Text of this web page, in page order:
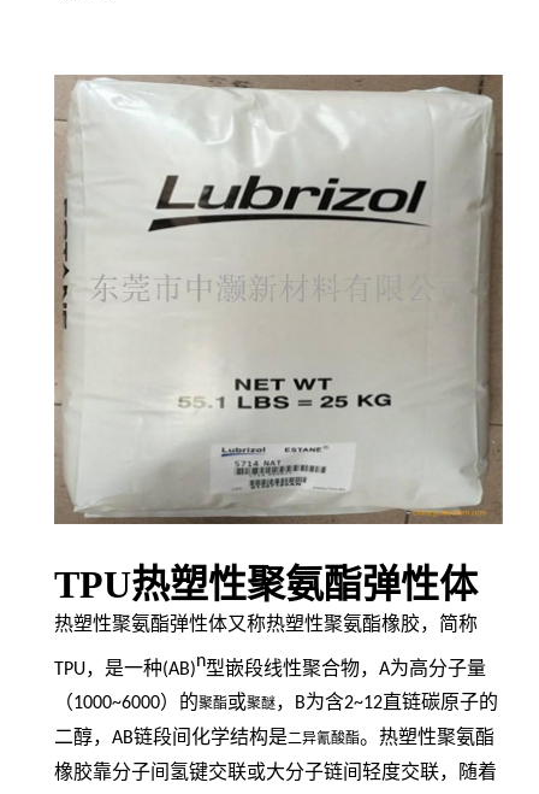
TPU热塑性聚氨酯弹性体
热塑性聚氨酯弹性体又称热塑性聚氨酯橡胶，简称
TPU，是一种(AB)n型嵌段线性聚合物， A为高分子量
（1000~6000）的聚酯或聚醚， B为含2~12 直链碳原子的
二醇， AB链段间化学结构是二异氰酸酯。热塑性聚氨酯
橡胶靠分子间氢键交联或大分子链间轻度交联，随着